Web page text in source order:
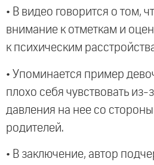
• В видео говорится о том,
внимание к отметкам и
к психическим
• Упоминается пример
плохо себя чувствовать из-
давления на нее со
родителей.
• В заключение, автор